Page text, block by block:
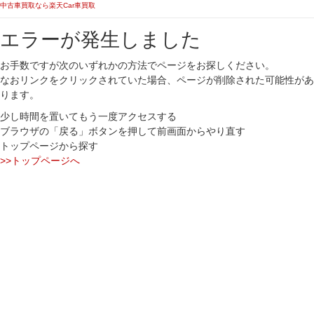
中古車買取なら楽天Car車買取
エラーが発生しました
お手数ですが次のいずれかの方法でページをお探しください。
なおリンクをクリックされていた場合、ページが削除された可能性があ
ります。
少し時間を置いてもう一度アクセスする
ブラウザの「戻る」ボタンを押して前画面からやり直す
トップページから探す
>>トップページへ